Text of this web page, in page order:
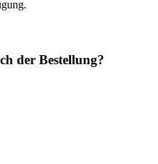
der Bestellung?